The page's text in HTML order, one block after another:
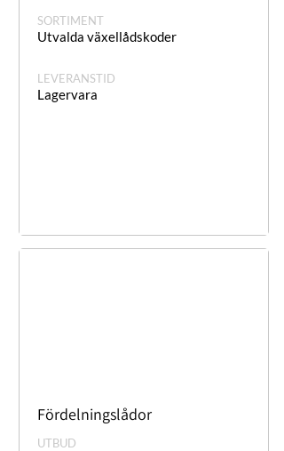
SORTIMENT
Utvalda växellådskoder
LEVERANSTID
Lagervara
Fördelningslådor
UTBUD